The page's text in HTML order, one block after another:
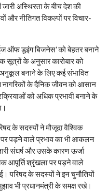
जारी अस्थिरता के बीच देश की
और नीतिगत विकल्पों पर विचार-
ऑफ डूइंग बिजनेस’ को बेहतर बनाने
सूत्रों के अनुसार कारोबार को
बनाने के लिए कई संभावित
नागरिकों के दैनिक जीवन को आसान
को अधिक प्रभावी बनाने के
के सदस्यों ने मौजूदा वैश्विक
पर पड़ने वाले प्रभाव का भी आकलन
संघर्ष और उसके कारण ऊर्जा
आपूर्ति श्रृंखला पर पड़ने वाले
परिषद के सदस्यों ने इन चुनौतियों
भी प्रधानमंत्री के समक्ष रखे।